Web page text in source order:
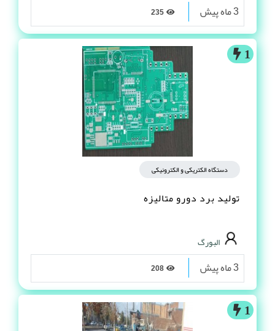
3 ماه پیش
1
دستگاه الکتریکی و الکترونیکی
تولید برد دورو متالیزه
البورگ
3 ماه پیش
1